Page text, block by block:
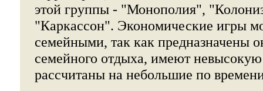
этой группы - "Монополия",
"Каркассон". Экономические игры
семейными, так как предназначены
семейного отдыха, имеют
рассчитаны на небольшие по